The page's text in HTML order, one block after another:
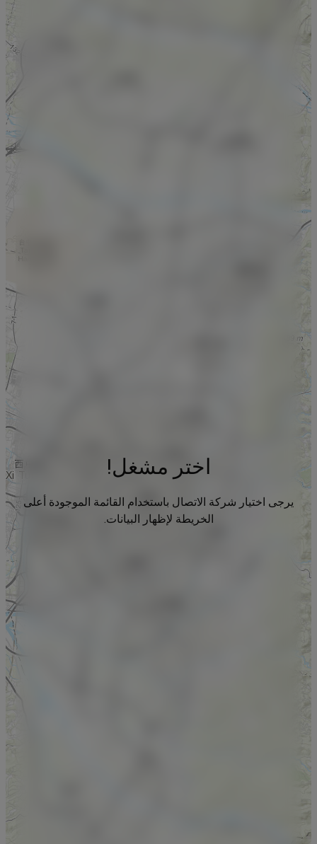
اختر مشغل!
يرجى اختيار شركة الاتصال باستخدام القائمة الموجودة أعلى
الخريطة لإظهار البيانات.